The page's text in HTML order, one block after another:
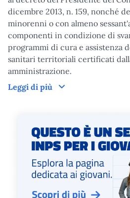
dicembre 2013, n. 159, nonché
minorenni o con almeno
componenti in condizione di
programmi di cura e assistenza
sanitari territoriali certificati
amministrazione.
Leggi di più
Domanda